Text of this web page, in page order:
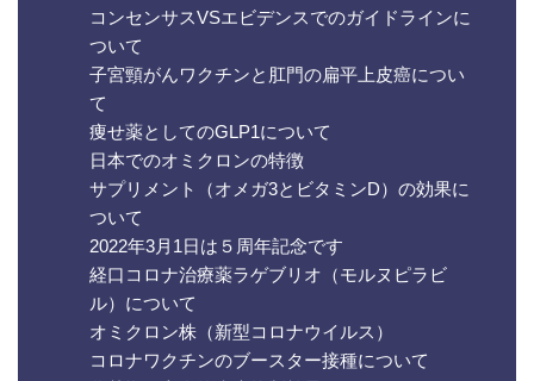
コンセンサスVSエビデンスでのガイドラインに
ついて
子宮頸がんワクチンと肛門の扁平上皮癌につい
て
痩せ薬としてのGLP1について
日本でのオミクロンの特徴
サプリメント（オメガ3とビタミンD）の効果に
ついて
2022年3月1日は５周年記念です
経口コロナ治療薬ラゲブリオ（モルヌピラビ
ル）について
オミクロン株（新型コロナウイルス）
コロナワクチンのブースター接種について